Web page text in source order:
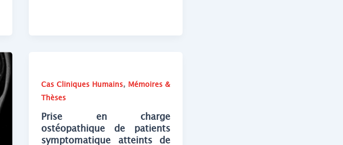
Cas Cliniques Humains, Mémoires &
Thèses
Prise en charge
ostéopathique de patients
symptomatique atteints de